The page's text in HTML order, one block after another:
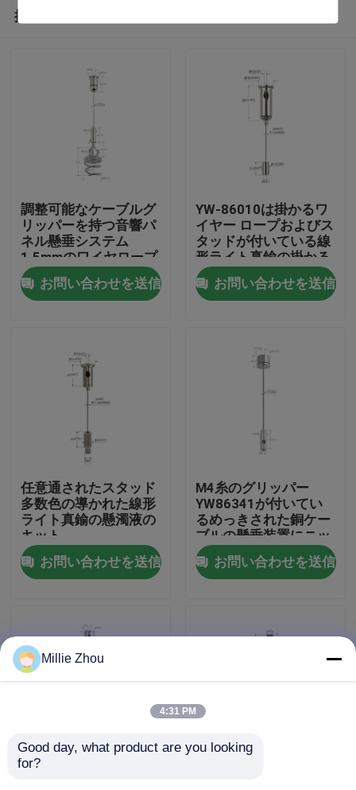
私達について
工場旅行
品質管理
私達に連絡しなさい
引用を要求しなさい
推薦されたプロダクト
調整可能なケーブルグ
リッパーを持つ音響パ
ネル懸垂システム
1.5mmのワイヤロープ
お問い合わせを送信
YW-86010は掛かるワ
イヤー ロープおよびス
タッドが付いている線
形ライト真鍮の掛かる
キットを導いた
お問い合わせを送信
任意通されたスタッド
多数色の導かれた線形
ライト真鍮の懸濁液の
キット
お問い合わせを送信
M4糸のグリッパー
YW86341が付いてい
るめっきされた銅ケー
ブルの懸垂装置にニッ
ケルを被せなさい
お問い合わせを送信
天井灯の懸濁液のキッ
Millie Zhou
4:31 PM
Good day, what product are you looking
for?